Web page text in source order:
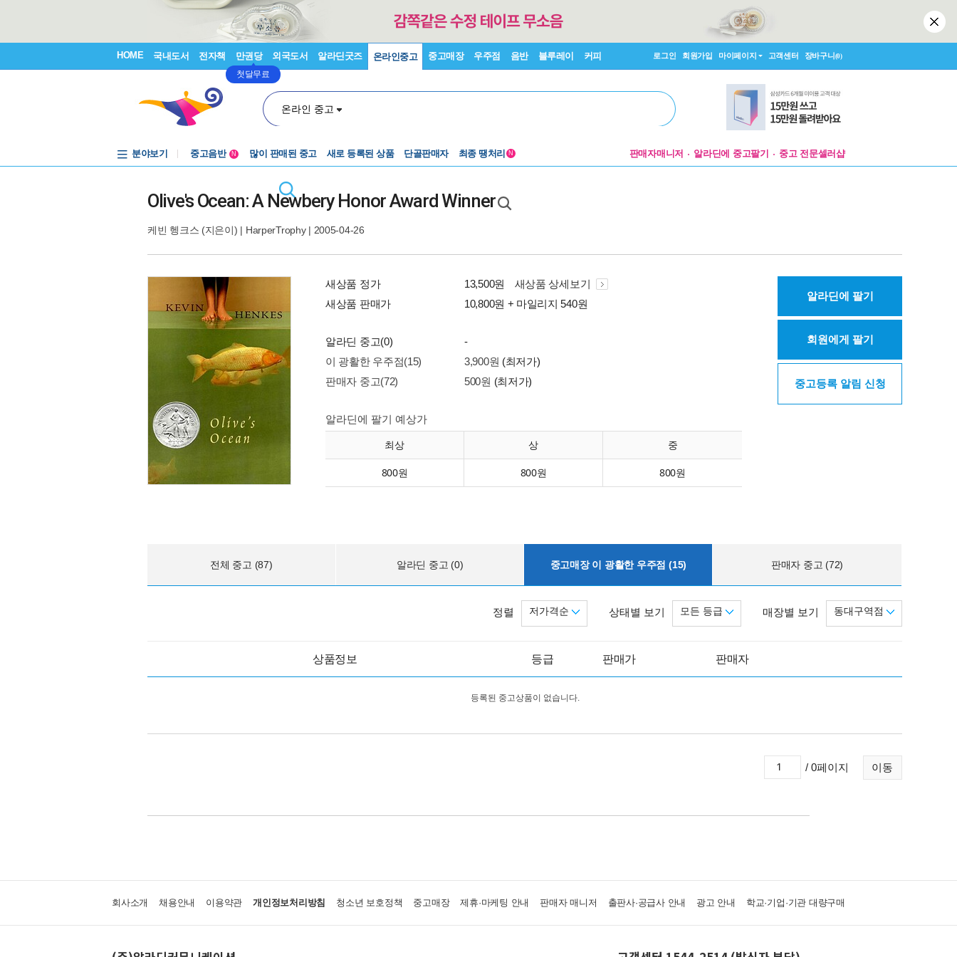
HOME 국내도서 전자책 만권당
첫달무료
외국도서 알라딘굿즈 온라인중고 중고매장 우주점 음반 블루레이 커피 로그인 회원가입 마이페이지 고객센터 장바구니(0)
온라인 중고
분야보기
중고음반
N 많이 판매된 중고 새로 등록된 상품 단골판매자 최종 땡처리 N 판매자매니저 알라딘에 중고팔기 중고 전문셀러샵
Olive's Ocean: A Newbery Honor Award Winner
케빈 헹크스 (지은이) | HarperTrophy| 2005-04-26
새상품 정가 13,500원
새상품 상세보기
새상품 판매가
10,800원 + 마일리지 540원
알라딘 중고(0)
-
이 광활한 우주점(15)
3,900원 (최저가)
판매자 중고(72)
500원 (최저가)
알라딘에 팔기 예상가
최상 상 중
800원 800원 800원
알라딘에 팔기
회원에게 팔기
중고등록 알림 신청
전체 중고 (87) 알라딘 중고 (0) 중고매장 이 광활한 우주점 (15) 판매자 중고 (72)
매장별 보기 동대구역점
상태별 보기 모든 등급
정렬 저가격순
상품정보 등급 판매가 판매자
등록된 중고상품이 없습니다.
이동
/ 0페이지
회사소개 채용안내 이용약관 개인정보처리방침 청소년 보호정책 중고매장 제휴·마케팅 안내 판매자 매니저 출판사·공급사 안내 광고 안내 학교·기업·기관 대량구매